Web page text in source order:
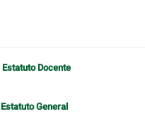
Estatuto Docente
Estatuto General